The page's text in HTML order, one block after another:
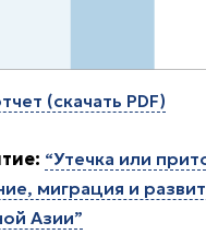
(скачать PDF)
“Утечка или
миграция и
Азии”